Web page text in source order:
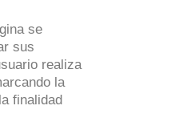
se
sus
realiza
la
finalidad